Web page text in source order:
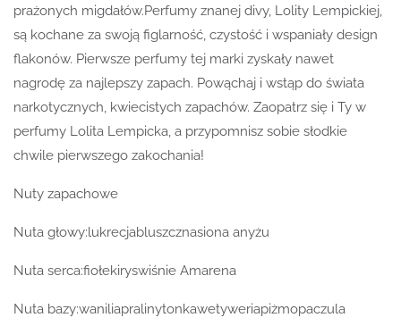
prażonych migdałów.Perfumy znanej divy, Lolity Lempickiej,
są kochane za swoją figlarność, czystość i wspaniały design
flakonów. Pierwsze perfumy tej marki zyskały nawet
nagrodę za najlepszy zapach. Powąchaj i wstąp do świata
narkotycznych, kwiecistych zapachów. Zaopatrz się i Ty w
perfumy Lolita Lempicka, a przypomnisz sobie słodkie
chwile pierwszego zakochania!
Nuty zapachowe
Nuta głowy:lukrecjabluszcznasiona anyżu
Nuta serca:fiołekiryswiśnie Amarena
Nuta bazy:waniliapralinytonkawetyweriapiżmopaczula